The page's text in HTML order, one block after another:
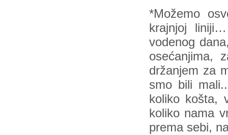
*Možemo
krajnjoj
vodenog
osećanjima,
držanjem za
smo bili
koliko košta,
koliko nama
prema sebi,